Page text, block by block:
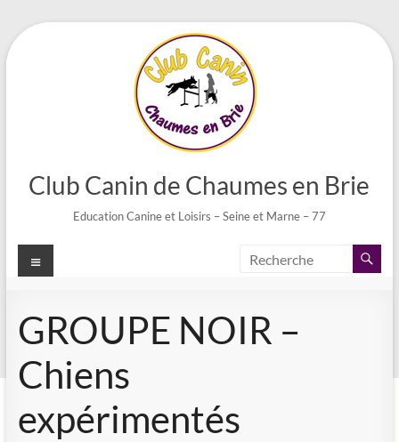
Aller
au
Club Canin de Chaumes en Brie
Education Canine et Loisirs – Seine et Marne – 77
Menu
GROUPE NOIR –
Chiens
expérimentés